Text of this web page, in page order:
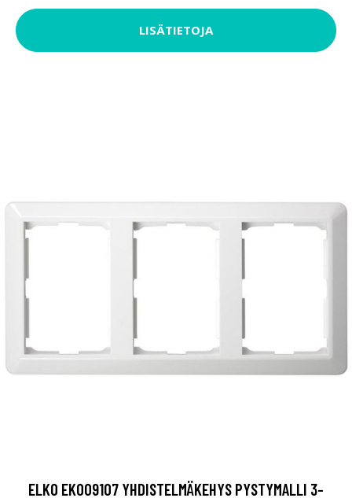
LISÄTIETOJA
ELKO EKO09107 YHDISTELMÄKEHYS PYSTYMALLI 3-